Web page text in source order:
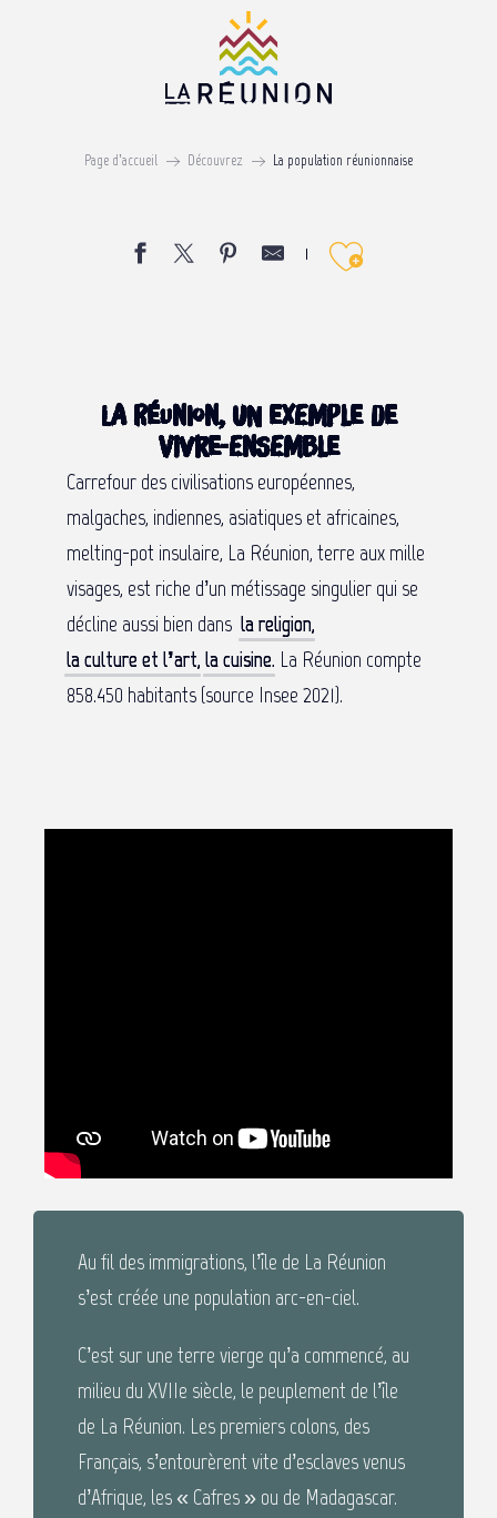
La population Réunionnaise
UNE MOSAÏQUE DE PEUPLES
Page d’accueil Découvrez La population réunionnaise
La Réunion, un exemple de
vivre-ensemble
Carrefour des civilisations européennes,
malgaches, indiennes, asiatiques et africaines,
melting-pot insulaire, La Réunion, terre aux mille
visages, est riche d’un métissage singulier qui se
décline aussi bien dans la religion,
la culture et l’art, la cuisine. La Réunion compte
858.450 habitants (source Insee 2021).
Au fil des immigrations, l’île de La Réunion
s’est créée une population arc-en-ciel.
C’est sur une terre vierge qu’a commencé, au
milieu du XVIIe siècle, le peuplement de l’île
de La Réunion. Les premiers colons, des
Français, s’entourèrent vite d’esclaves venus
d’Afrique, les « Cafres » ou de Madagascar.